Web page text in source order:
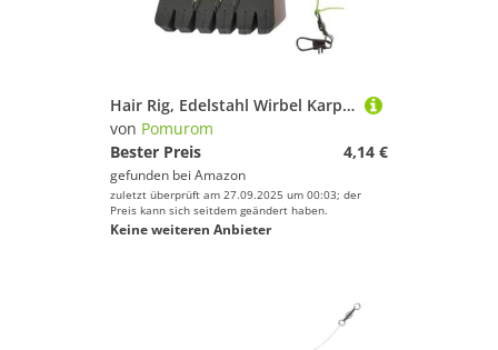
Hair Rig, Edelstahl Wirbel Karpfenmontage Haken, Köderbefestigungszubehör Aus Edelstahl Für Fluss Und Salzwasser Angeln
von Pomurom
Bester Preis
4,14 €
gefunden bei Amazon
zuletzt überprüft am 27.09.2025 um 00:03; der
Preis kann sich seitdem geändert haben.
Keine weiteren Anbieter